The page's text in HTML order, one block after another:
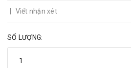
Viết nhận xét
SỐ LƯỢNG: